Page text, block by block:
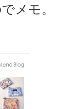
メモ。